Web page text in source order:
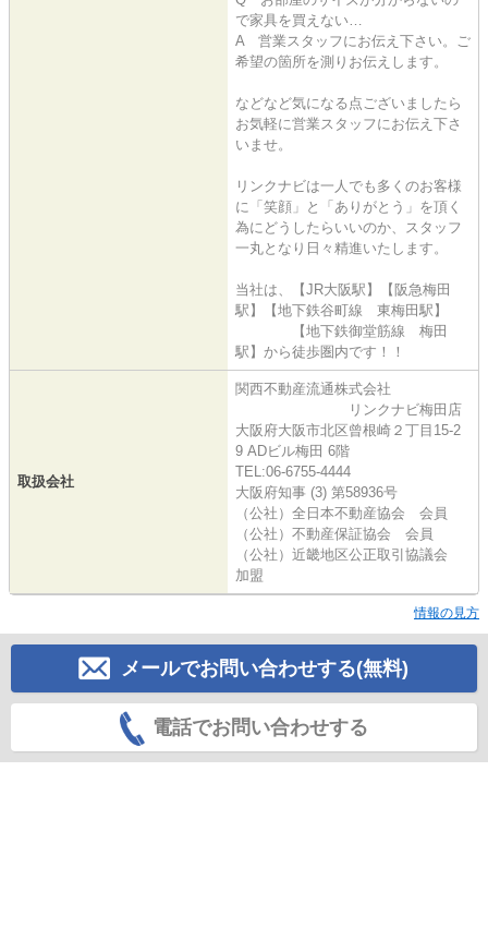
で家具を買えない…
A 営業スタッフにお伝え下さい。ご
希望の箇所を測りお伝えします。
などなど気になる点ございましたら
お気軽に営業スタッフにお伝え下さ
いませ。
リンクナビは一人でも多くのお客様
に「笑顔」と「ありがとう」を頂く
為にどうしたらいいのか、スタッフ
一丸となり日々精進いたします。
当社は、【JR大阪駅】【阪急梅田
駅】【地下鉄谷町線 東梅田駅】
【地下鉄御堂筋線 梅田
駅】から徒歩圏内です！！
取扱会社
関西不動産流通株式会社
リンクナビ梅田店
大阪府大阪市北区曾根崎２丁目15-2
9 ADビル梅田 6階
TEL:06-6755-4444
大阪府知事 (3) 第58936号
（公社）全日本不動産協会 会員
（公社）不動産保証協会 会員
（公社）近畿地区公正取引協議会
加盟
情報の見方
メールでお問い合わせする(無料)
電話でお問い合わせする